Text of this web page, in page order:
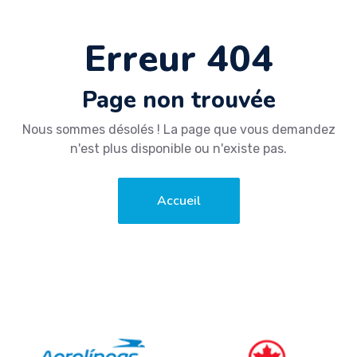
Erreur 404
Page non trouvée
Nous sommes désolés ! La page que vous demandez
n'est plus disponible ou n'existe pas.
Accueil